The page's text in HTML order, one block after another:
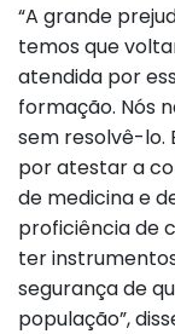
“A grande
temos que
atendida por
formação. Nós
sem resolvê-lo.
por atestar a
de medicina e
proficiência de
ter
segurança de
população”,